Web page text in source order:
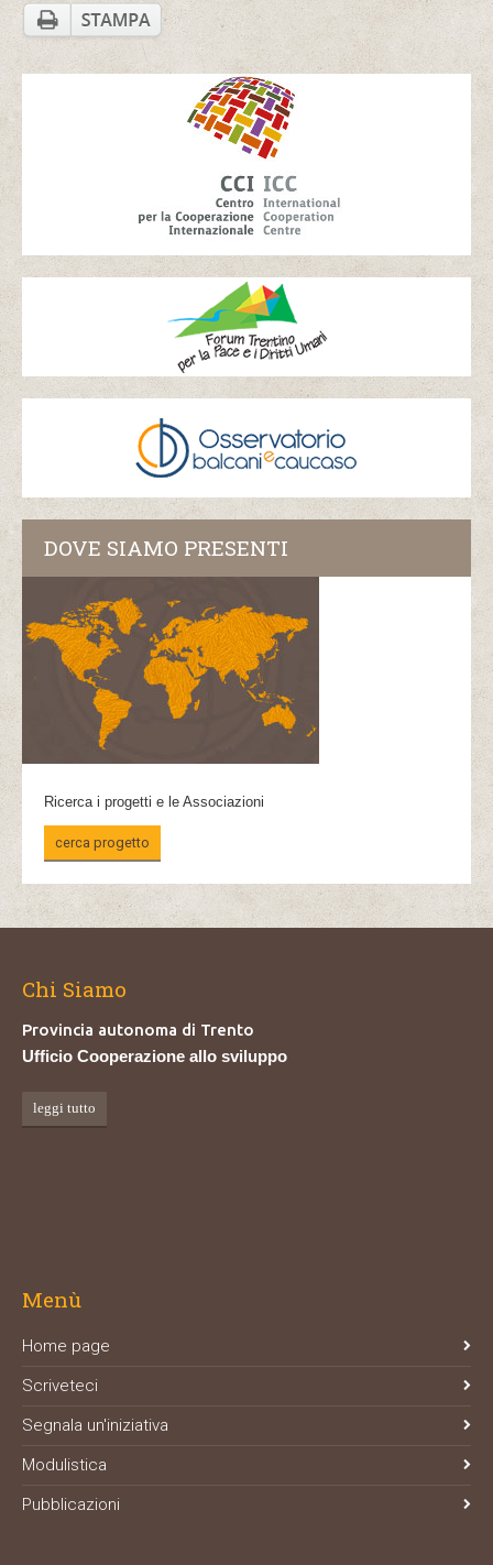
DOVE SIAMO PRESENTI
Ricerca i progetti e le Associazioni
cerca progetto
Chi Siamo
Provincia autonoma di Trento
Ufficio Cooperazione allo sviluppo
leggi tutto
Menù
Home page
Scriveteci
Segnala un'iniziativa
Modulistica
Pubblicazioni